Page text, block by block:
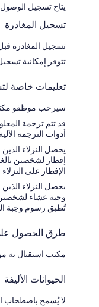
يتاح تسجيل
تسجيل المغادرة
تسجيل المغادرة
تتوفر إمكانية
تعليمات خاصة
سيرحب موظفو مكتب
قد تتم ترجمة
أدوات الترجمة الآلية
يحصل النزلاء
إفطار لشخصين
الإفطار على النزلاء
يحصل النزلاء
وجبة عشاء لشخصين
تُطبق رسوم وجبة
طرق الحصول
مكتب استقبال به
الحيوانات الأليفة
لا يُسمح باصطحاب